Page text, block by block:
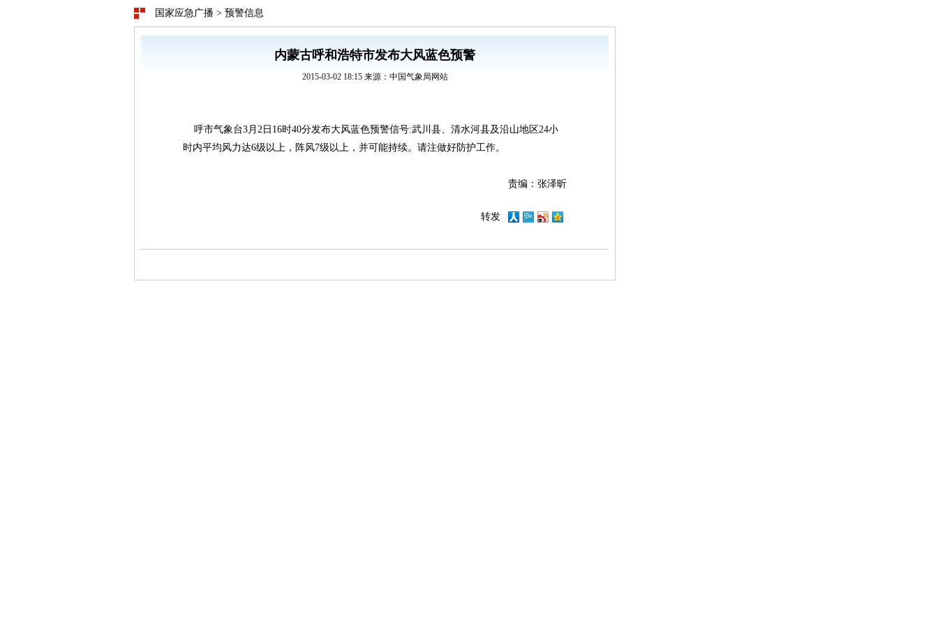
国家应急广播 > 预警信息
内蒙古呼和浩特市发布大风蓝色预警
2015-03-02 18:15 来源：中国气象局网站
呼市气象台3月2日16时40分发布大风蓝色预警信号:武川县、清水河县及沿山地区24小
时内平均风力达6级以上，阵风7级以上，并可能持续。请注做好防护工作。
责编：张泽昕
转发